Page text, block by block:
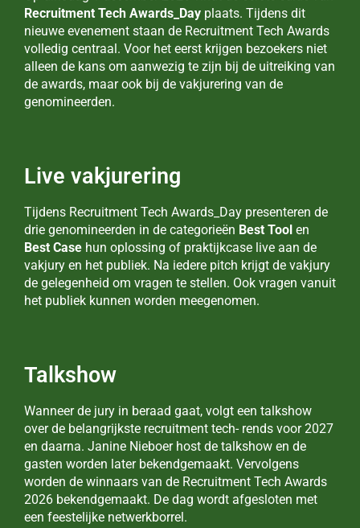
Recruitment Tech Awards_Day plaats. Tijdens dit
nieuwe evenement staan de Recruitment Tech Awards
volledig centraal. Voor het eerst krijgen bezoekers niet
alleen de kans om aanwezig te zijn bij de uitreiking van
de awards, maar ook bij de vakjurering van de
genomineerden.
Live vakjurering
Tijdens Recruitment Tech Awards_Day presenteren de
drie genomineerden in de categorieën Best Tool en
Best Case hun oplossing of praktijkcase live aan de
vakjury en het publiek. Na iedere pitch krijgt de vakjury
de gelegenheid om vragen te stellen. Ook vragen vanuit
het publiek kunnen worden meegenomen.
Talkshow
Wanneer de jury in beraad gaat, volgt een talkshow
over de belangrijkste recruitment tech- rends voor 2027
en daarna. Janine Nieboer host de talkshow en de
gasten worden later bekendgemaakt. Vervolgens
worden de winnaars van de Recruitment Tech Awards
2026 bekendgemaakt. De dag wordt afgesloten met
een feestelijke netwerkborrel.